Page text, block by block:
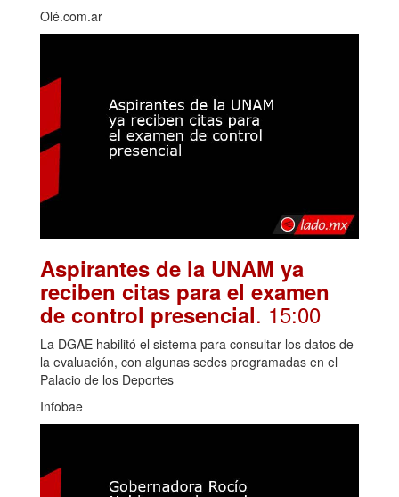
Olé.com.ar
Aspirantes de la UNAM ya
reciben citas para el examen
de control presencial. 15:00
La DGAE habilitó el sistema para consultar los datos de
la evaluación, con algunas sedes programadas en el
Palacio de los Deportes
Infobae